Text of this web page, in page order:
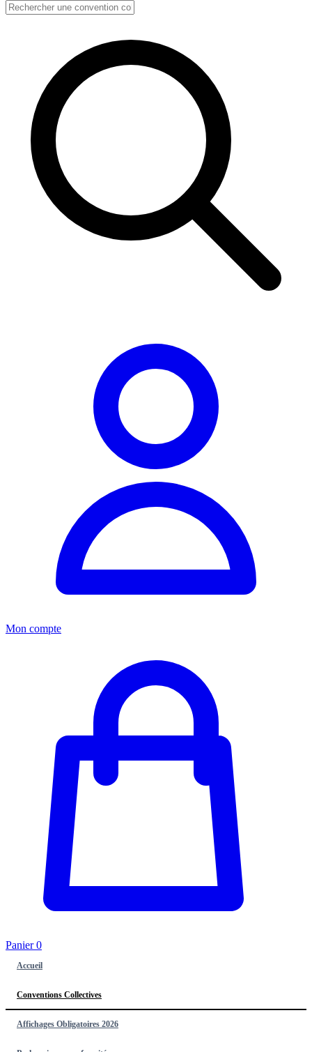
Mon compte
Panier0
Accueil
Conventions Collectives
Affichages Obligatoires 2026